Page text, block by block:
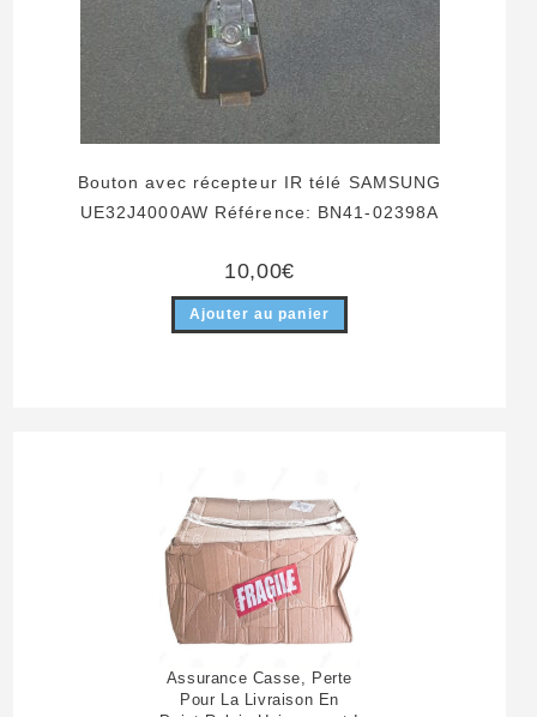
Bouton avec récepteur IR télé SAMSUNG
UE32J4000AW Référence: BN41-02398A
10,00€
Ajouter au panier
Assurance Casse, Perte
Pour La Livraison En